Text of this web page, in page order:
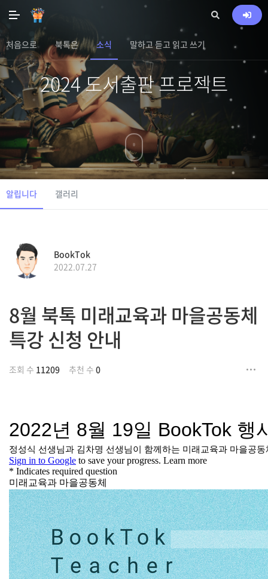
처음으로 북톡은 소식 말하고 듣고 읽고 쓰기
2024 도서출판 프로젝트
알립니다 갤러리
BookTok
2022.07.27
8월 북톡 미래교육과 마을공동체
특강 신청 안내
조회 수 11209 추천 수 0